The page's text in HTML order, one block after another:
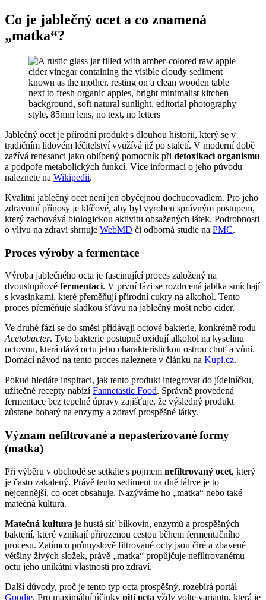
Co je jablečný ocet a co znamená
„matka“?
Jablečný ocet je přírodní produkt s dlouhou historií, který se v
tradičním lidovém léčitelství využívá již po staletí. V moderní době
zažívá renesanci jako oblíbený pomocník při detoxikaci organismu
a podpoře metabolických funkcí. Více informací o jeho původu
naleznete na Wikipedii.
Kvalitní jablečný ocet není jen obyčejnou dochucovadlem. Pro jeho
zdravotní přínosy je klíčové, aby byl vyroben správným postupem,
který zachovává biologickou aktivitu obsažených látek. Podrobnosti
o vlivu na zdraví shrnuje WebMD či odborná studie na PMC.
Proces výroby a fermentace
Výroba jablečného octa je fascinující proces založený na
dvoustupňové fermentaci. V první fázi se rozdrcená jablka smíchají
s kvasinkami, které přeměňují přírodní cukry na alkohol. Tento
proces přeměňuje sladkou šťávu na jablečný mošt nebo cider.
Ve druhé fázi se do směsi přidávají octové bakterie, konkrétně rodu
Acetobacter. Tyto bakterie postupně oxidují alkohol na kyselinu
octovou, která dává octu jeho charakteristickou ostrou chuť a vůni.
Domácí návod na tento proces naleznete v článku na Kupi.cz.
Pokud hledáte inspiraci, jak tento produkt integrovat do jídelníčku,
užitečné recepty nabízíFannetastic Food. Správně provedená
fermentace bez tepelné úpravy zajišťuje, že výsledný produkt
zůstane bohatý na enzymy a zdraví prospěšné látky.
Význam nefiltrované a nepasterizované formy
(matka)
Při výběru v obchodě se setkáte s pojmem nefiltrovaný ocet, který
je často zakalený. Právě tento sediment na dně láhve je to
nejcennější, co ocet obsahuje. Nazýváme ho „matka“ nebo také
matečná kultura.
Matečná kultura je hustá síť bílkovin, enzymů a prospěšných
bakterií, které vznikají přirozenou cestou během fermentačního
procesu. Zatímco průmyslově filtrované octy jsou čiré a zbavené
většiny živých složek, právě „matka“ propůjčuje nefiltrovanému
octu jeho unikátní vlastnosti pro zdraví.
Další důvody, proč je tento typ octa prospěšný, rozebírá portál
Goodie. Pro maximální účinky pití octa vždy volte variantu, která je